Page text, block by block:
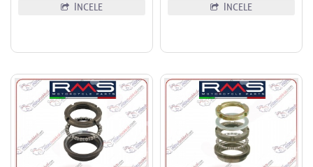
İNCELE İNCELE